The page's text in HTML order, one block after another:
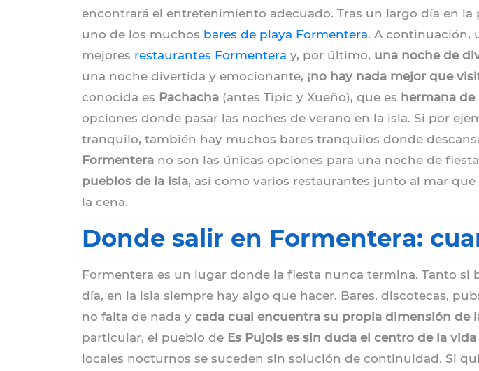
encontrará el entretenimiento adecuado. Tras un largo día en
uno de los muchos bares de playa Formentera. A continuación,
mejores restaurantes Formentera y, por último, una noche de
una noche divertida y emocionante, ¡no hay nada mejor que
conocida es Pachacha (antes Tipic y Xueño), que es hermana de
opciones donde pasar las noches de verano en la isla. Si por
tranquilo, también hay muchos bares tranquilos donde
Formentera no son las únicas opciones para una noche de
pueblos de la isla, así como varios restaurantes junto al mar
la cena.
Donde salir en Formentera:
Formentera es un lugar donde la fiesta nunca termina. Tanto
día, en la isla siempre hay algo que hacer. Bares, discotecas,
no falta de nada y cada cual encuentra su propia dimensión de
particular, el pueblo de Es Pujols es sin duda el centro de la
locales nocturnos se suceden sin solución de continuidad. Si